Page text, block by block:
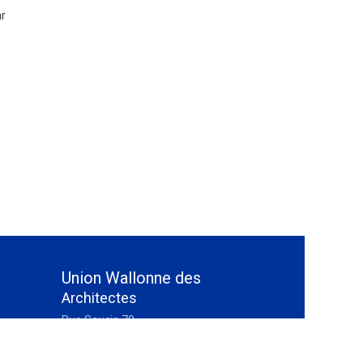
Union Wallonne des
Architectes
Rue Saucin 70